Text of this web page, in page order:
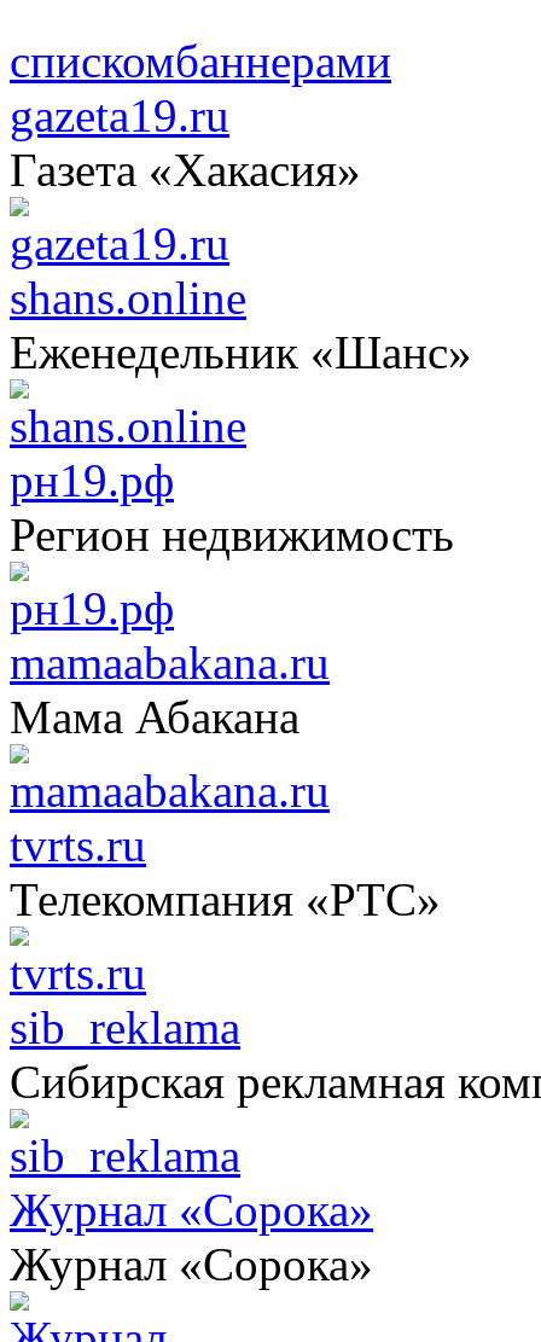
спискомбаннерами
gazeta19.ru
Газета «Хакасия»
shans.online
Еженедельник «Шанс»
рн19.рф
Регион недвижимость
mamaabakana.ru
Мама Абакана
tvrts.ru
Телекомпания «РТС»
sib_reklama
Сибирская рекламная
Журнал «Сорока»
Журнал «Сорока»